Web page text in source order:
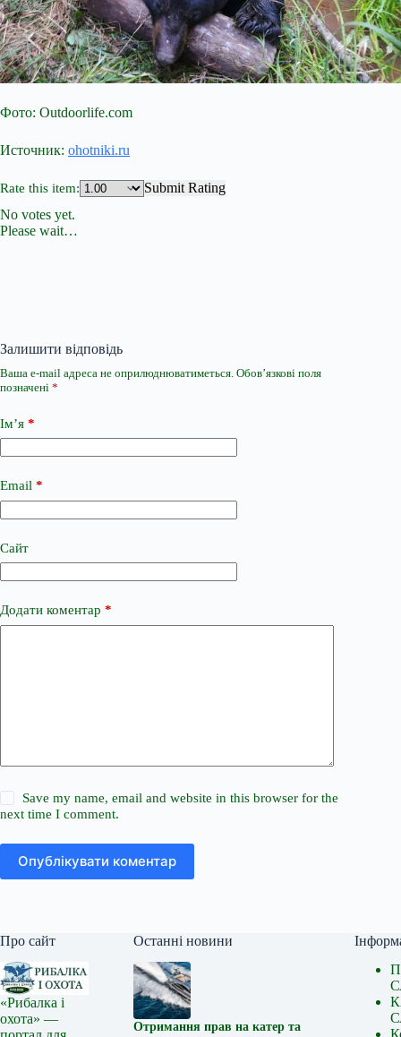
Фото: Outdoorlife.com
Источник: ohotniki.ru
Rate this item:
Submit Rating
No votes yet.
Please wait…
Залишити відповідь
Ваша e-mail адреса не оприлюднюватиметься. Обов’язкові поля
позначені *
Ім’я *
Email *
Сайт
Додати коментар *
Save my name, email and website in this browser for the
next time I comment.
Опублікувати коментар
Про сайт
«Рибалка і
охота» —
Останні новини
Отримання прав на катер та